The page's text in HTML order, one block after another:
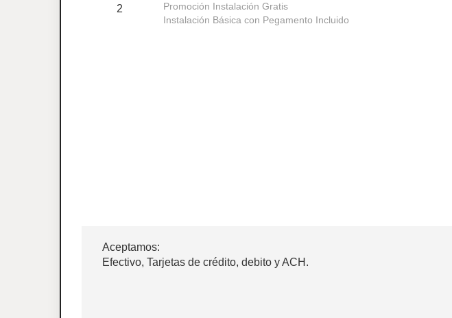
2
Promoción Instalación Gratis
Instalación Básica con Pegamento Incluido
Aceptamos:
Efectivo, Tarjetas de crédito, debito y ACH.